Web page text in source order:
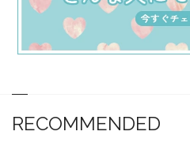
RECOMMENDED